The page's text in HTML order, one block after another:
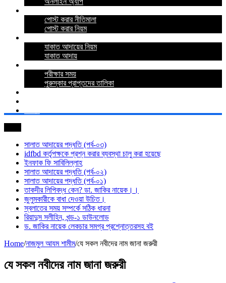
পোস্ট করার নীতিমালা
পোস্ট করার নিয়ম
যাকাত আদায়ের নিয়ম
যাকাত আদায়
পরীক্ষার সময়
পুরুস্কার প্রাপ্তদের তালিকা
সালাত আদায়ের পদ্ধতি (পর্ব-০৩)
idfbd কর্তৃপক্ষকে প্রশ্ন করার ব্যবস্থা চালু করা হয়েছে
ইনফাক ফি সাবিলিল্লাহ
সালাত আদায়ের পদ্ধতি (পর্ব-০২)
সালাত আদায়ের পদ্ধতি (পর্ব-০১)
তাকদীর লিপিবদ্ধ কেন? ডা. জাকির নায়েক।।
জুলুমকারীকে বাধা দেওয়া উচিত।
স্বলাতের সময় সম্পর্কে সঠিক ধারনা
রিয়াদুস সলীহিন, খন্ড-১ ডাউনলোড
ড. জাকির নায়েক লেকচার সমগ্র প্রশ্নোত্তরসহ বই
Home/নাজমুল আযম শামীম/যে সকল নবীদের নাম জানা জরুরী
যে সকল নবীদের নাম জানা জরুরী